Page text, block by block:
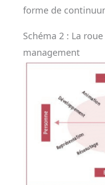
forme de
Schéma 2 : La
management